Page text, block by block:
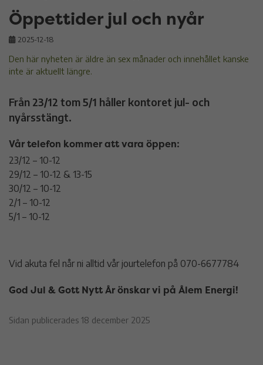
Öppettider jul och nyår
2025-12-18
Den här nyheten är äldre än sex månader och innehållet kanske
inte är aktuellt längre.
Från 23/12 tom 5/1 håller kontoret jul- och
nyårsstängt.
Vår telefon kommer att vara öppen:
23/12 – 10-12
29/12 – 10-12 & 13-15
30/12 – 10-12
2/1 – 10-12
5/1 – 10-12
Vid akuta fel når ni alltid vår jourtelefon på 070-6677784
God Jul & Gott Nytt År önskar vi på Ålem Energi!
Sidan publicerades 18 december 2025